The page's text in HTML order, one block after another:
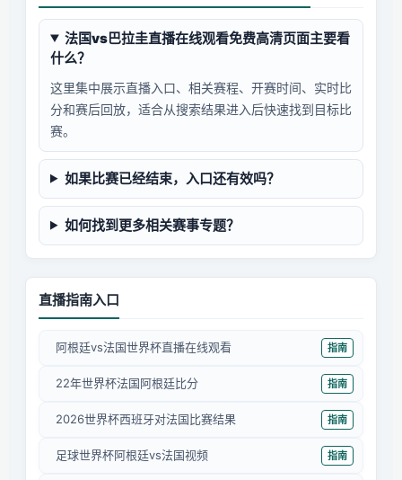
法国vs巴拉圭直播在线观看免费高清页面主要看
什么？
这里集中展示直播入口、相关赛程、开赛时间、实时比
分和赛后回放，适合从搜索结果进入后快速找到目标比
赛。
如果比赛已经结束，入口还有效吗？
如何找到更多相关赛事专题？
直播指南入口
阿根廷vs法国世界杯直播在线观看 指南
22年世界杯法国阿根廷比分 指南
2026世界杯西班牙对法国比赛结果 指南
足球世界杯阿根廷vs法国视频 指南